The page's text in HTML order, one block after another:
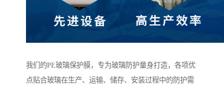
我们的PE玻璃保护膜，专为玻璃防护量身打造，各项优
点贴合玻璃在生产、运输、储存、安装过程中的防护需